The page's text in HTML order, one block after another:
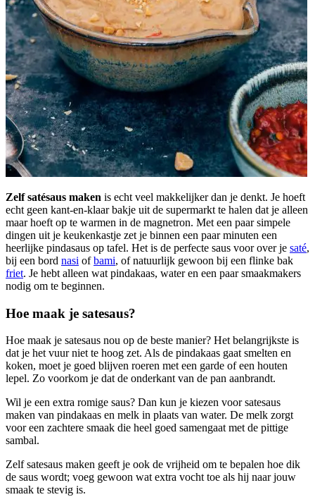
Zelf satésaus maken is echt veel makkelijker dan je denkt. Je hoeft
echt geen kant-en-klaar bakje uit de supermarkt te halen dat je alleen
maar hoeft op te warmen in de magnetron. Met een paar simpele
dingen uit je keukenkastje zet je binnen een paar minuten een
heerlijke pindasaus op tafel. Het is de perfecte saus voor over je saté,
bij een bord nasi ofbami, of natuurlijk gewoon bij een flinke bak
friet. Je hebt alleen wat pindakaas, water en een paar smaakmakers
nodig om te beginnen.
Hoe maak je satesaus?
Hoe maak je satesaus nou op de beste manier? Het belangrijkste is
dat je het vuur niet te hoog zet. Als de pindakaas gaat smelten en
koken, moet je goed blijven roeren met een garde of een houten
lepel. Zo voorkom je dat de onderkant van de pan aanbrandt.
Wil je een extra romige saus? Dan kun je kiezen voor satesaus
maken van pindakaas en melk in plaats van water. De melk zorgt
voor een zachtere smaak die heel goed samengaat met de pittige
sambal.
Zelf satesaus maken geeft je ook de vrijheid om te bepalen hoe dik
de saus wordt; voeg gewoon wat extra vocht toe als hij naar jouw
smaak te stevig is.